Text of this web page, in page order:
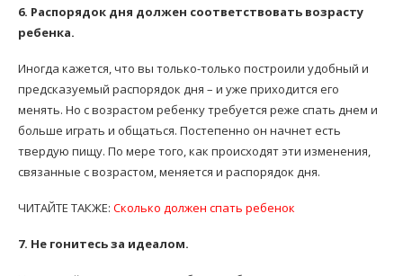
6. Распорядок дня должен соответствовать возрасту
ребенка.
Иногда кажется, что вы только-только построили удобный и
предсказуемый распорядок дня – и уже приходится его
менять. Но с возрастом ребенку требуется реже спать днем и
больше играть и общаться. Постепенно он начнет есть
твердую пищу. По мере того, как происходят эти изменения,
связанные с возрастом, меняется и распорядок дня.
ЧИТАЙТЕ ТАКЖЕ: Сколько должен спать ребенок
7. Не гонитесь за идеалом.